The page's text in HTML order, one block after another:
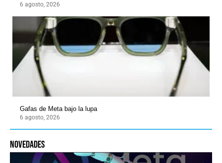
6 agosto, 2026
Gafas de Meta bajo la lupa
6 agosto, 2026
novedades